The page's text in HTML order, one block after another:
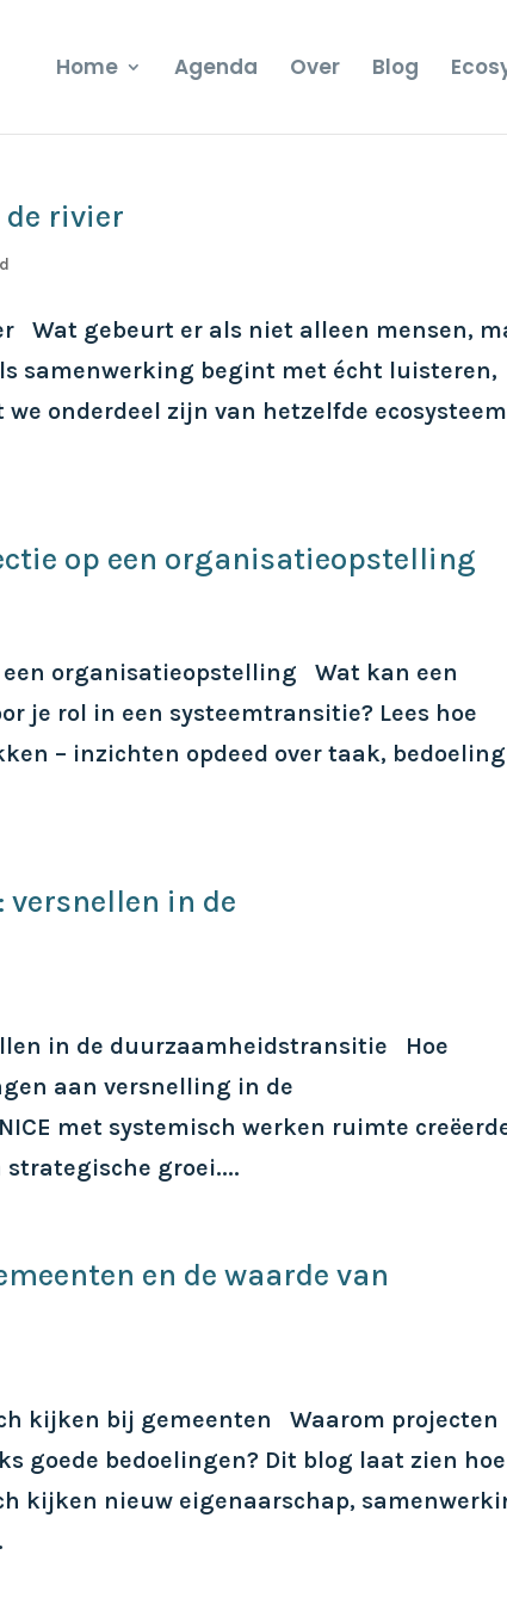
Home Agenda Over Blog
de rivier
Wat gebeurt er als niet alleen mensen,
samenwerking begint met écht luisteren,
onderdeel zijn van hetzelfde
op een organisatieopstelling
organisatieopstelling Wat kan een
je rol in een systeemtransitie? Lees hoe
– inzichten opdeed over taak,
versnellen in de
in de duurzaamheidstransitie Hoe
aan versnelling in de
met systemisch werken ruimte
groei....
en de waarde van
kijken bij gemeenten Waarom projecten
goede bedoelingen? Dit blog laat zien hoe
kijken nieuw eigenaarschap,